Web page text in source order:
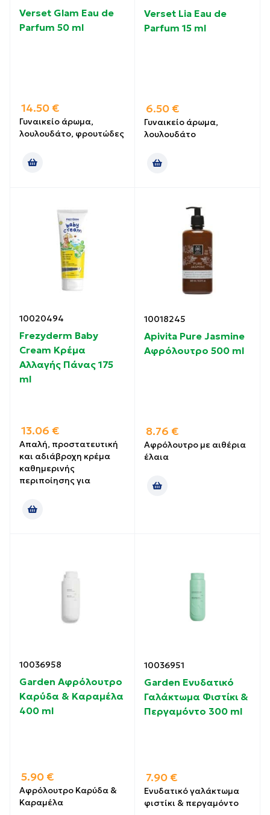
Verset Glam Eau de
Parfum 50 ml
14.50 €
Γυναικείο άρωμα,
λουλουδάτο, φρουτώδες
Verset Lia Eau de
Parfum 15 ml
6.50 €
Γυναικείο άρωμα,
λουλουδάτο
10020494
Frezyderm Baby
Cream Kρέμα
Αλλαγής Πάνας 175
ml
13.06 €
Απαλή, προστατευτική
και αδιάβροχη κρέμα
καθημερινής
περιποίησης για
10018245
Apivita Pure Jasmine
Αφρόλουτρο 500 ml
8.76 €
Aφρόλουτρο με αιθέρια
έλαια
10036958
Garden Αφρόλουτρο
Καρύδα & Καραμέλα
400 ml
5.90 €
Αφρόλουτρο Καρύδα &
Καραμέλα
10036951
Garden Ενυδατικό
Γαλάκτωμα Φιστίκι &
Περγαμόντο 300 ml
7.90 €
Ενυδατικό γαλάκτωμα
φιστίκι & περγαμόντο